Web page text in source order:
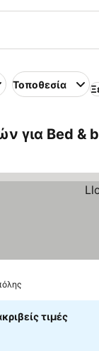
Τοποθεσία
για Bed
τιμές